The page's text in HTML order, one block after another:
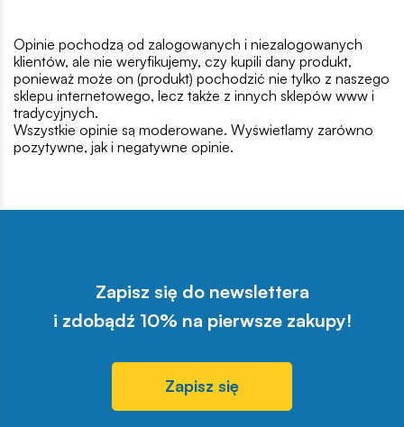
Opinie pochodzą od zalogowanych i niezalogowanych
klientów, ale nie weryfikujemy, czy kupili dany produkt,
ponieważ może on (produkt) pochodzić nie tylko z naszego
sklepu internetowego, lecz także z innych sklepów www i
tradycyjnych.
Wszystkie opinie są moderowane. Wyświetlamy zarówno
pozytywne, jak i negatywne opinie.
Zapisz się do newslettera
i zdobądź 10% na pierwsze zakupy!
Zapisz się